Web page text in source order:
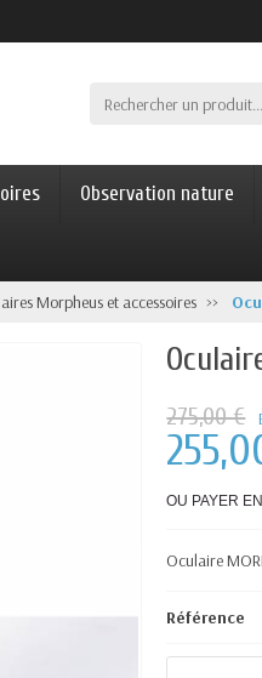
Observation nature
Morpheus et accessoires
275,00 €
OU PAYER EN
Oculaire
Référence